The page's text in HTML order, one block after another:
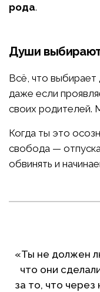
рода.
Души
Всё, что
даже если
своих родителей.
Когда ты это
свобода —
обвинять и
«Ты не должен
что они
за то, что через